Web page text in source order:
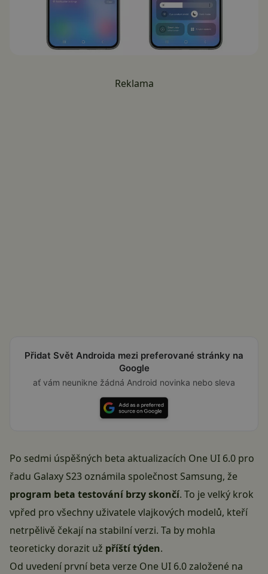
Reklama
Přidat Svět Androida mezi preferované stránky na
Google
ať vám neunikne žádná Android novinka nebo sleva
Po sedmi úspěšných beta aktualizacích One UI 6.0 pro
řadu Galaxy S23 oznámila společnost Samsung, že
program beta testování brzy skončí. To je velký krok
vpřed pro všechny uživatele vlajkových modelů, kteří
netrpělivě čekají na stabilní verzi. Ta by mohla
teoreticky dorazit už příští týden.
Od uvedení první beta verze One UI 6.0 založené na